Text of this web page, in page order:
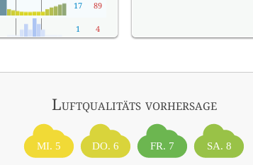
17 89
1 4
Luftqualitäts vorhersage
MI. 5 DO. 6 FR. 7 SA. 8